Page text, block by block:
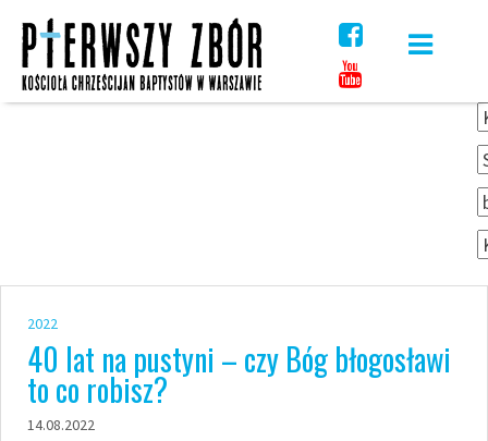
content
2022
40 lat na pustyni – czy Bóg błogosławi
to co robisz?
14.08.2022